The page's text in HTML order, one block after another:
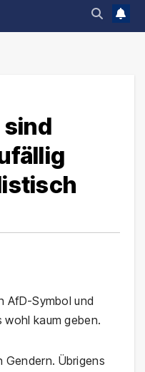
AfD-Symbol und
kaum geben.
Gendern. Übrigens